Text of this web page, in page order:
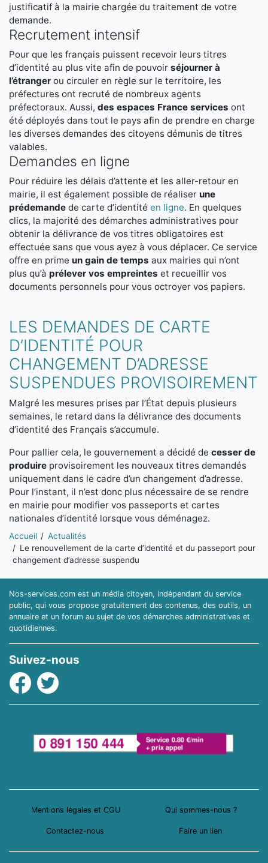
justificatif à la mairie chargée du traitement de votre
demande.
Recrutement intensif
Pour que les français puissent recevoir leurs titres
d’identité au plus vite afin de pouvoir séjourner à
l’étranger ou circuler en règle sur le territoire, les
préfectures ont recruté de nombreux agents
préfectoraux. Aussi, des espaces France services ont
été déployés dans tout le pays afin de prendre en charge
les diverses demandes des citoyens démunis de titres
valables.
Demandes en ligne
Pour réduire les délais d’attente et les aller-retour en
mairie, il est également possible de réaliser une
prédemande de carte d’identité en ligne. En quelques
clics, la majorité des démarches administratives pour
obtenir la délivrance de vos titres obligatoires est
effectuée sans que vous ayez à vous déplacer. Ce service
offre en prime un gain de temps aux mairies qui n’ont
plus qu’à prélever vos empreintes et recueillir vos
documents personnels pour vous octroyer vos papiers.
LES DEMANDES DE CARTE
D’IDENTITÉ POUR
CHANGEMENT D’ADRESSE
SUSPENDUES PROVISOIREMENT
Malgré les mesures prises par l’État depuis plusieurs
semaines, le retard dans la délivrance des documents
d’identité des Français s’accumule.
Pour pallier cela, le gouvernement a décidé de cesser de
produire provisoirement les nouveaux titres demandés
uniquement dans le cadre d’un changement d’adresse.
Pour l’instant, il n’est donc plus nécessaire de se rendre
en mairie pour modifier vos passeports et cartes
nationales d’identité lorsque vous déménagez.
Vous êtes ici:
Accueil
Actualités
Le renouvellement de la carte d’identité et du passeport pour
changement d’adresse suspendu
Nos-services.com est un média citoyen, indépendant du service
public, qui vous propose gratuitement des contenus, des outils, un
annuaire et un forum au sujet de vos démarches administratives et
quotidiennes.
Suivez-nous
Facebook
Twitter
Mentions légales et CGU Qui sommes-nous ?
Contactez-nous Faire un lien